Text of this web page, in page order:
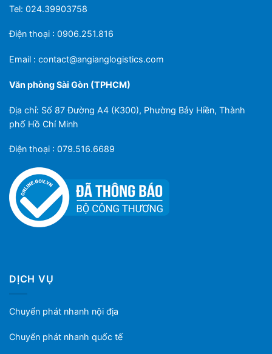
Tel: 024.39903758
Điện thoại : 0906.251.816
Email : contact@angianglogistics.com
Văn phòng Sài Gòn (TPHCM)
Địa chỉ: Số 87 Đường A4 (K300), Phường Bảy Hiền, Thành
phố Hồ Chí Minh
Điện thoại : 079.516.6689
DỊCH VỤ
Chuyển phát nhanh nội địa
Chuyển phát nhanh quốc tế